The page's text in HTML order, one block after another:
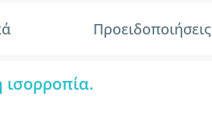
Προειδοποιήσεις